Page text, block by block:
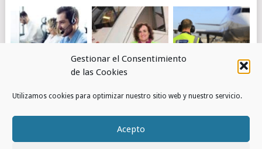
Gestionar el Consentimiento
de las Cookies
Utilizamos cookies para optimizar nuestro sitio web y nuestro servicio.
Acepto
TRABAJO DE
RENFE
TRABAJO EN